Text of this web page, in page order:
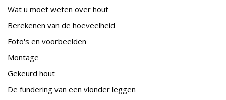
Wat u moet weten over hout
Berekenen van de hoeveelheid
Foto's en voorbeelden
Montage
Gekeurd hout
De fundering van een vlonder leggen